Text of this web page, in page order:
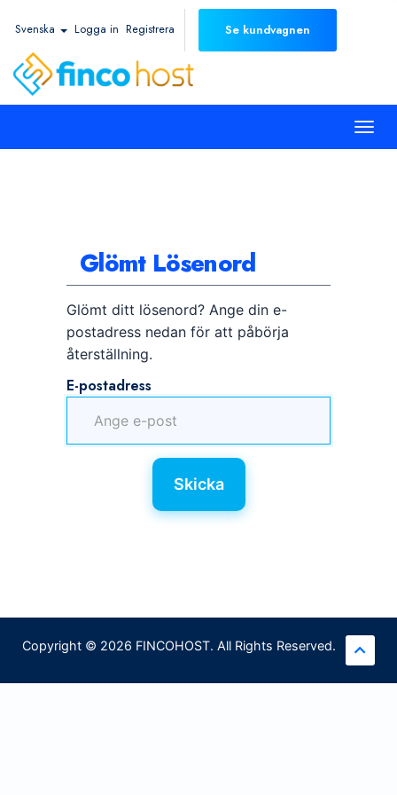
Svenska Logga in Registrera Se kundvagnen
Glömt Lösenord
Glömt ditt lösenord? Ange din e-
postadress nedan för att påbörja
återställning.
E-postadress
Skicka
Copyright © 2026 FINCOHOST. All Rights Reserved.